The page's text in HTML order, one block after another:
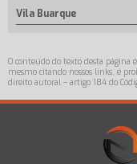
Vila Buarque
O conteúdo do texto desta página
mesmo citando nossos links, é
direito autoral – artigo 184 do